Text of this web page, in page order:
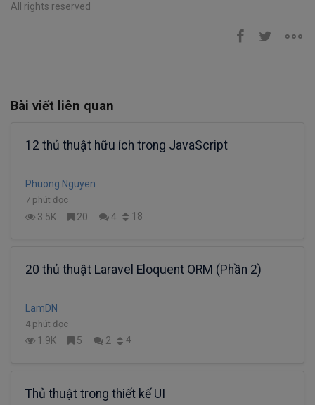
All rights reserved
Bài viết liên quan
12 thủ thuật hữu ích trong JavaScript
Phuong Nguyen
7 phút đọc
3.5K 20 4 18
20 thủ thuật Laravel Eloquent ORM (Phần 2)
LamDN
4 phút đọc
1.9K 5 2 4
Thủ thuật trong thiết kế UI